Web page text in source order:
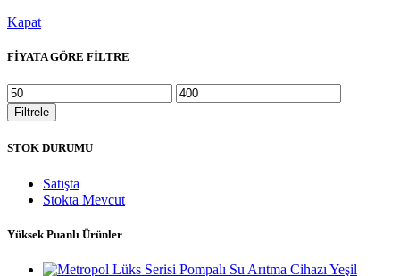
Kapat
FİYATA GÖRE FİLTRE
En
düşük
fiyat
En
yüksek
Filtrele
STOK DURUMU
Satışta
Stokta Mevcut
Yüksek Puanlı Ürünler